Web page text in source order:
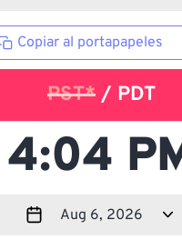
Copiar al portapapeles
PST*/ PDT